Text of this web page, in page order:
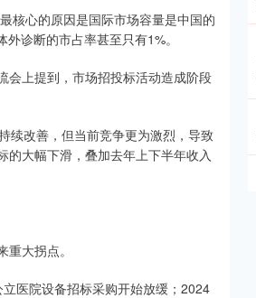
核心的原因是国际市场容量是中国的
诊断的市占率甚至只有1%。
会上提到，市场招投标活动造成阶段
续改善，但当前竞争更为激烈，导致
的大幅下滑，叠加去年上下半年收入
大拐点。
医院设备招标采购开始放缓；2024